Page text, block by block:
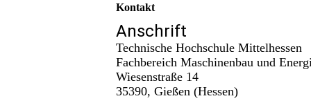
Kontakt
Anschrift
Technische Hochschule Mittelhessen
Fachbereich Maschinenbau und
Wiesenstraße 14
35390, Gießen (Hessen)